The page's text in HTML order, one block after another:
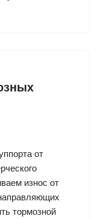
от
износ от
тормозной